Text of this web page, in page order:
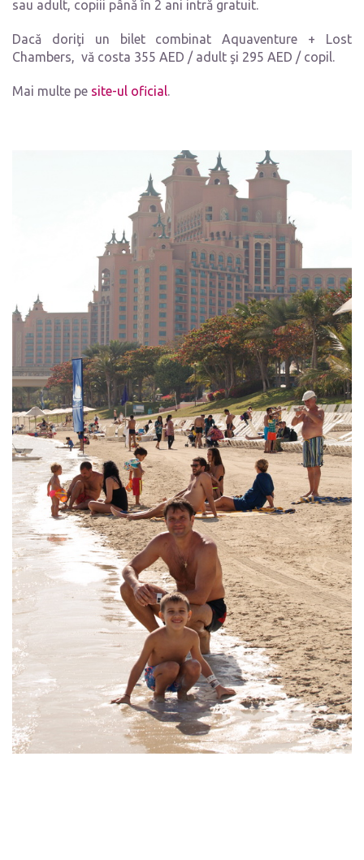
sau adult, copiii până în 2 ani intră gratuit.
Dacă doriţi un bilet combinat Aquaventure + Lost
Chambers, vă costa 355 AED / adult şi 295 AED / copil.
Mai multe pe site-ul oficial